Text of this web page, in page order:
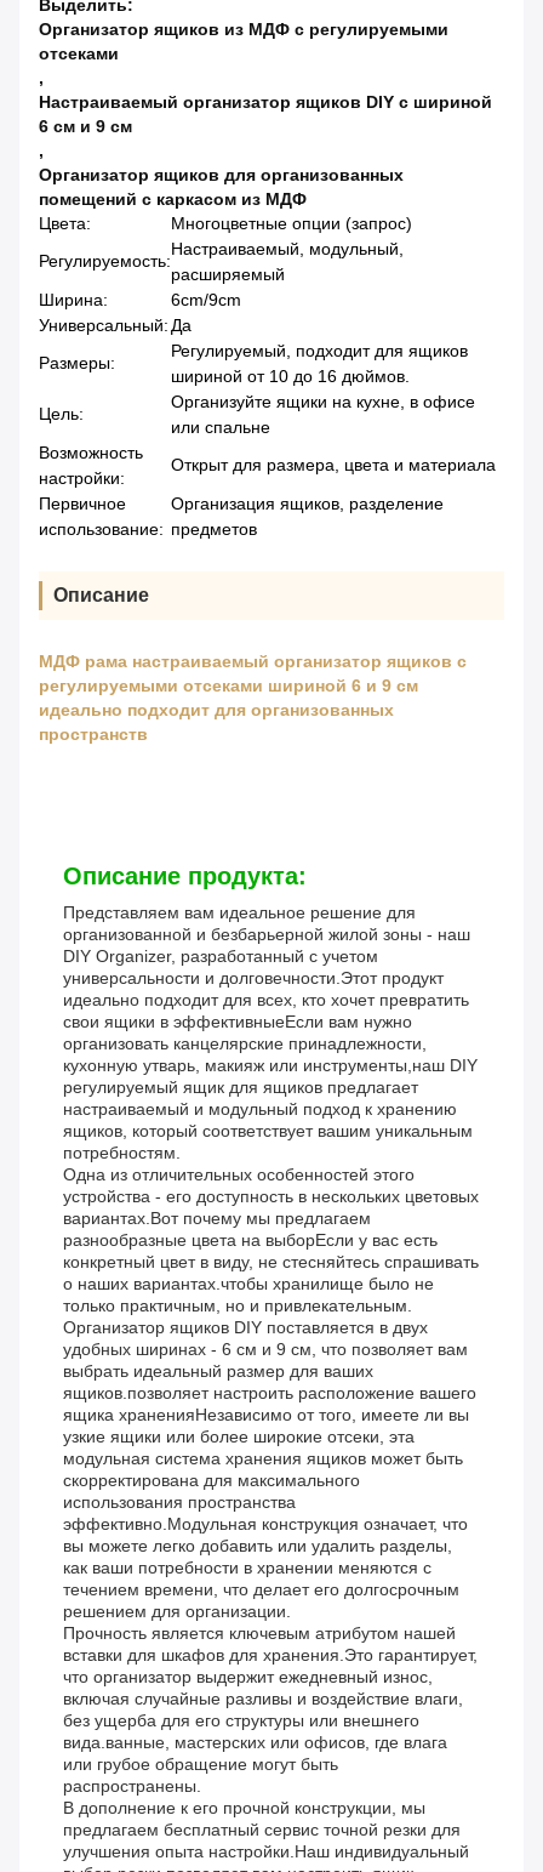
Выделить:
Организатор ящиков из МДФ с регулируемыми
отсеками
,
Настраиваемый организатор ящиков DIY с шириной
6 см и 9 см
,
Организатор ящиков для организованных
помещений с каркасом из МДФ
Цвета:
Многоцветные опции (запрос)
Регулируемость:
Настраиваемый, модульный,
расширяемый
Ширина:
6cm/9cm
Универсальный:Да
Размеры:
Регулируемый, подходит для ящиков
шириной от 10 до 16 дюймов.
Цель:
Организуйте ящики на кухне, в офисе
или спальне
Возможность
настройки:
Открыт для размера, цвета и материала
Первичное
использование:
Организация ящиков, разделение
предметов
Описание
МДФ рама настраиваемый организатор ящиков с
регулируемыми отсеками шириной 6 и 9 см
идеально подходит для организованных
пространств
Описание продукта:
Представляем вам идеальное решение для
организованной и безбарьерной жилой зоны - наш
DIY Organizer, разработанный с учетом
универсальности и долговечности.Этот продукт
идеально подходит для всех, кто хочет превратить
свои ящики в эффективныеЕсли вам нужно
организовать канцелярские принадлежности,
кухонную утварь, макияж или инструменты,наш DIY
регулируемый ящик для ящиков предлагает
настраиваемый и модульный подход к хранению
ящиков, который соответствует вашим уникальным
потребностям.
Одна из отличительных особенностей этого
устройства - его доступность в нескольких цветовых
вариантах.Вот почему мы предлагаем
разнообразные цвета на выборЕсли у вас есть
конкретный цвет в виду, не стесняйтесь спрашивать
о наших вариантах.чтобы хранилище было не
только практичным, но и привлекательным.
Организатор ящиков DIY поставляется в двух
удобных ширинах - 6 см и 9 см, что позволяет вам
выбрать идеальный размер для ваших
ящиков.позволяет настроить расположение вашего
ящика храненияНезависимо от того, имеете ли вы
узкие ящики или более широкие отсеки, эта
модульная система хранения ящиков может быть
скорректирована для максимального
использования пространства
эффективно.Модульная конструкция означает, что
вы можете легко добавить или удалить разделы,
как ваши потребности в хранении меняются с
течением времени, что делает его долгосрочным
решением для организации.
Прочность является ключевым атрибутом нашей
вставки для шкафов для хранения.Это гарантирует,
что организатор выдержит ежедневный износ,
включая случайные разливы и воздействие влаги,
без ущерба для его структуры или внешнего
вида.ванные, мастерских или офисов, где влага
или грубое обращение могут быть
распространены.
В дополнение к его прочной конструкции, мы
предлагаем бесплатный сервис точной резки для
улучшения опыта настройки.Наш индивидуальный